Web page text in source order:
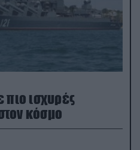
πιο ισχυρές
κόσμο